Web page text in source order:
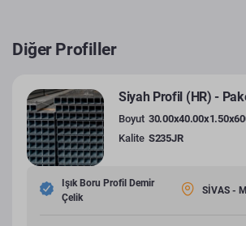
Diğer Profiller
Siyah Profil (HR) -
Boyut
Kalite S235JR
Işık Boru Profil Demir
Çelik
SİVAS -